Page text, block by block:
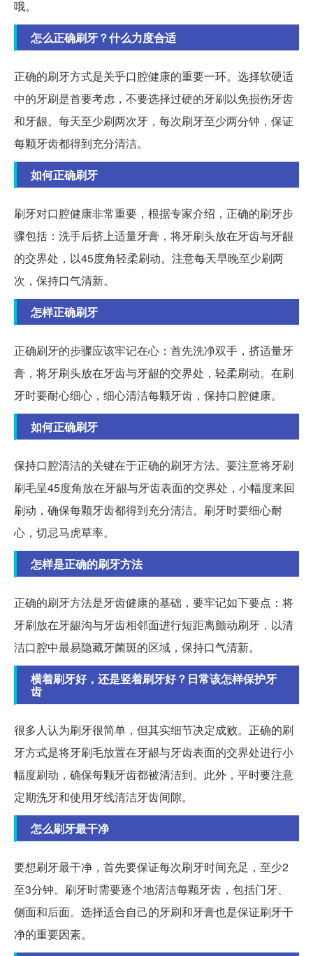
哦。
怎么正确刷牙？什么力度合适
正确的刷牙方式是关乎口腔健康的重要一环。选择软硬适
中的牙刷是首要考虑，不要选择过硬的牙刷以免损伤牙齿
和牙龈。每天至少刷两次牙，每次刷牙至少两分钟，保证
每颗牙齿都得到充分清洁。
如何正确刷牙
刷牙对口腔健康非常重要，根据专家介绍，正确的刷牙步
骤包括：洗手后挤上适量牙膏，将牙刷头放在牙齿与牙龈
的交界处，以45度角轻柔刷动。注意每天早晚至少刷两
次，保持口气清新。
怎样正确刷牙
正确刷牙的步骤应该牢记在心：首先洗净双手，挤适量牙
膏，将牙刷头放在牙齿与牙龈的交界处，轻柔刷动。在刷
牙时要耐心细心，细心清洁每颗牙齿，保持口腔健康。
如何正确刷牙
保持口腔清洁的关键在于正确的刷牙方法。要注意将牙刷
刷毛呈45度角放在牙龈与牙齿表面的交界处，小幅度来回
刷动，确保每颗牙齿都得到充分清洁。刷牙时要细心耐
心，切忌马虎草率。
怎样是正确的刷牙方法
正确的刷牙方法是牙齿健康的基础，要牢记如下要点：将
牙刷放在牙龈沟与牙齿相邻面进行短距离颤动刷牙，以清
洁口腔中最易隐藏牙菌斑的区域，保持口气清新。
横着刷牙好，还是竖着刷牙好？日常该怎样保护牙
齿
很多人认为刷牙很简单，但其实细节决定成败。正确的刷
牙方式是将牙刷毛放置在牙龈与牙齿表面的交界处进行小
幅度刷动，确保每颗牙齿都被清洁到。此外，平时要注意
定期洗牙和使用牙线清洁牙齿间隙。
怎么刷牙最干净
要想刷牙最干净，首先要保证每次刷牙时间充足，至少2
至3分钟。刷牙时需要逐个地清洁每颗牙齿，包括门牙、
侧面和后面。选择适合自己的牙刷和牙膏也是保证刷牙干
净的重要因素。